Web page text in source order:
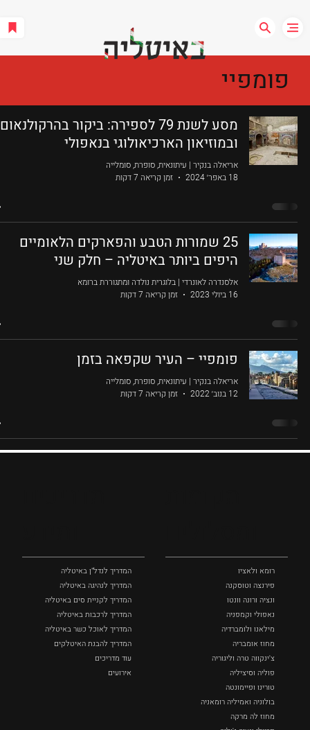
מסע לשנת 79 לספירה: ביקור בהרקולנאום
ובמוזיאון הארכיאולוגי בנאפולי
אריאלה בנקיר | עיתונאית, סופרת, סומלייה
18 באפר׳ 2024
זמן קריאה 7 דקות
25 שמורות הטבע והפארקים הלאומיים
היפים ביותר באיטליה – חלק שני
אלסנדרה לאונרדי | בלוגרית נולדה ומתגוררת ברומא
16 ביולי 2023
זמן קריאה 7 דקות
פומפיי – העיר שקפאה בזמן
אריאלה בנקיר | עיתונאית, סופרת, סומלייה
12 בנוב׳ 2022
זמן קריאה 7 דקות
פומפיי
רומא ולאציו
פירנצה וטוסקנה ‏
ונציה ורונה וונטו
נאפולי‏ וקמפניה
מילאנו ולומברדיה
מחוז אומבריה
צ'ינקווה טרה וליגוריה
פוליה וסיציליה ‏
טורינו ופיימונטה
בולוניה ואמיליה רומאניה
מחוז לה מרקה
המדריך לנדל"ן באיטליה
המדריך לנהיגה באיטליה
המדריך לקניית סים באיטליה
המדריך לרכבות באיטליה
המדריך לאוכל כשר באיטליה
המדריך להבנת האיטלקים
עוד מדריכים
אירועים